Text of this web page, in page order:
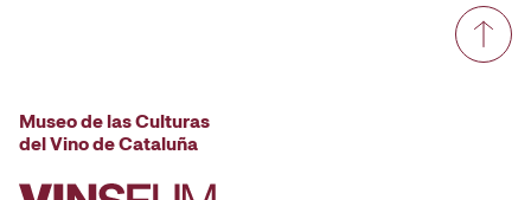
Museo de las Culturas
del Vino de Cataluña